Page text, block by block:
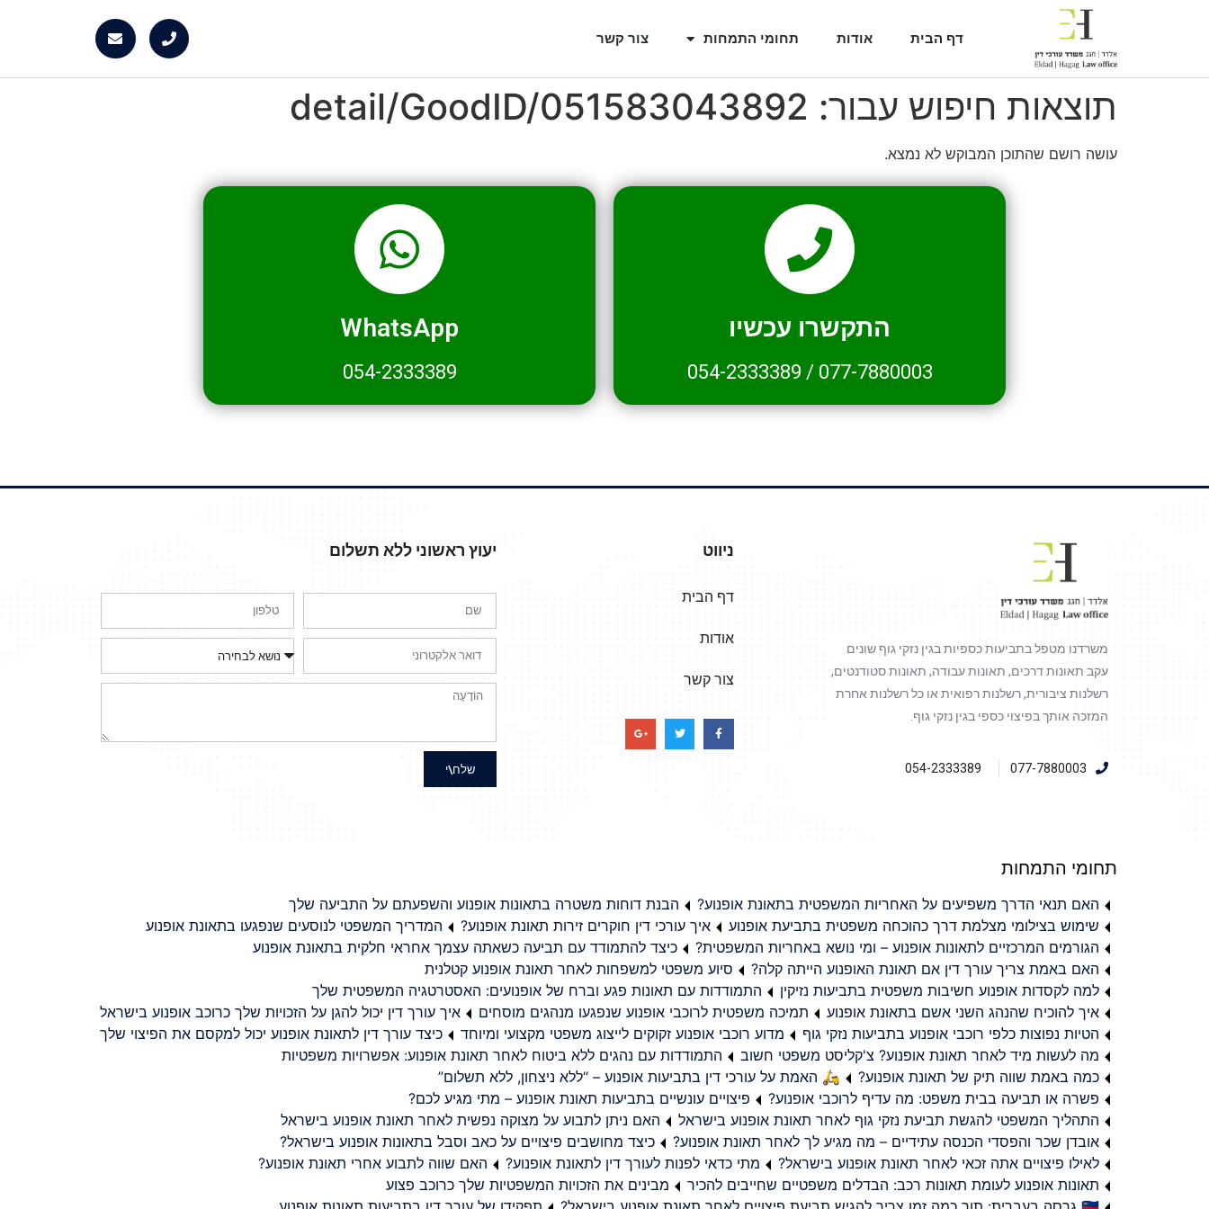
דף הבית אודות תחומי התמחות צור קשר
תוצאות חיפוש עבור: detail/GoodID/051583043892
עושה רושם שהתוכן המבוקש לא נמצא.
התקשרו עכשיו
077-7880003
/
054-2333389
WhatsApp
054-2333389
משרדנו מטפל בתביעות כספיות בגין נזקי גוף שונים
עקב תאונות דרכים, תאונות עבודה, תאונות סטודנטים,
רשלנות ציבורית, רשלנות רפואית או כל רשלנות אחרת
המזכה אותך בפיצוי כספי בגין נזקי גוף.
077-7880003
054-2333389
ניווט
דף הבית
אודות
צור קשר
יעוץ ראשוני ללא תשלום
שלח\י
תחומי התמחות
האם תנאי הדרך משפיעים על האחריות המשפטית בתאונת אופנוע?
הבנת דוחות משטרה בתאונות אופנוע והשפעתם על התביעה שלך
שימוש בצילומי מצלמת דרך כהוכחה משפטית בתביעת אופנוע
איך עורכי דין חוקרים זירות תאונת אופנוע?
המדריך המשפטי לנוסעים שנפגעו בתאונת אופנוע
הגורמים המרכזיים לתאונות אופנוע – ומי נושא באחריות המשפטית?
כיצד להתמודד עם תביעה כשאתה עצמך אחראי חלקית בתאונת אופנוע
האם באמת צריך עורך דין אם תאונת האופנוע הייתה קלה?
סיוע משפטי למשפחות לאחר תאונת אופנוע קטלנית
למה לקסדות אופנוע חשיבות משפטית בתביעות נזיקין
התמודדות עם תאונות פגע וברח של אופנועים: האסטרטגיה המשפטית שלך
איך להוכיח שהנהג השני אשם בתאונת אופנוע
תמיכה משפטית לרוכבי אופנוע שנפגעו מנהגים מוסחים
איך עורך דין יכול להגן על הזכויות שלך כרוכב אופנוע בישראל
הטיות נפוצות כלפי רוכבי אופנוע בתביעות נזקי גוף
מדוע רוכבי אופנוע זקוקים לייצוג משפטי מקצועי ומיוחד
כיצד עורך דין לתאונת אופנוע יכול למקסם את הפיצוי שלך
מה לעשות מיד לאחר תאונת אופנוע? צ'קליסט משפטי חשוב
התמודדות עם נהגים ללא ביטוח לאחר תאונת אופנוע: אפשרויות משפטיות
כמה באמת שווה תיק של תאונת אופנוע?
🛵 האמת על עורכי דין בתביעות אופנוע – “ללא ניצחון, ללא תשלום”
פשרה או תביעה בבית משפט: מה עדיף לרוכבי אופנוע?
פיצויים עונשיים בתביעות תאונת אופנוע – מתי מגיע לכם?
התהליך המשפטי להגשת תביעת נזקי גוף לאחר תאונת אופנוע בישראל
האם ניתן לתבוע על מצוקה נפשית לאחר תאונת אופנוע בישראל
אובדן שכר והפסדי הכנסה עתידיים – מה מגיע לך לאחר תאונת אופנוע?
כיצד מחושבים פיצויים על כאב וסבל בתאונות אופנוע בישראל?
לאילו פיצויים אתה זכאי לאחר תאונת אופנוע בישראל?
מתי כדאי לפנות לעורך דין לתאונת אופנוע?
האם שווה לתבוע אחרי תאונת אופנוע?
תאונות אופנוע לעומת תאונות רכב: הבדלים משפטיים שחייבים להכיר
מבינים את הזכויות המשפטיות שלך כרוכב פצוע